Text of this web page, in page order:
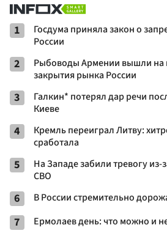
1
Госдума приняла закон о
России
2
Рыбоводы Армении вышли на
закрытия рынка России
3
Галкин* потерял дар речи
Киеве
4
Кремль переиграл Литву:
сработала
5
На Западе забили тревогу
СВО
6 В России стремительно
7 Ермолаев день: что можно и